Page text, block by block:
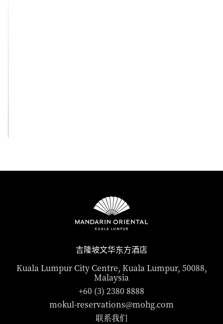
吉隆坡文华东方酒店
Kuala Lumpur City Centre, Kuala Lumpur, 50088,
Malaysia
+60 (3) 2380 8888
mokul-reservations@mohg.com
联系我们